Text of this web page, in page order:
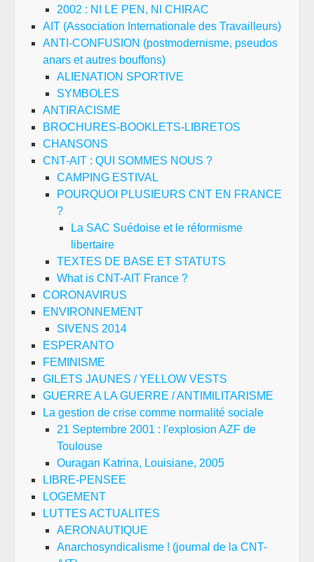
2002 : NI LE PEN, NI CHIRAC
AIT (Association Internationale des Travailleurs)
ANTI-CONFUSION (postmodernisme, pseudos
anars et autres bouffons)
ALIENATION SPORTIVE
SYMBOLES
ANTIRACISME
BROCHURES-BOOKLETS-LIBRETOS
CHANSONS
CNT-AIT : QUI SOMMES NOUS ?
CAMPING ESTIVAL
POURQUOI PLUSIEURS CNT EN FRANCE
?
La SAC Suédoise et le réformisme
libertaire
TEXTES DE BASE ET STATUTS
What is CNT-AIT France ?
CORONAVIRUS
ENVIRONNEMENT
SIVENS 2014
ESPERANTO
FEMINISME
GILETS JAUNES / YELLOW VESTS
GUERRE A LA GUERRE / ANTIMILITARISME
La gestion de crise comme normalité sociale
21 Septembre 2001 : l'explosion AZF de
Toulouse
Ouragan Katrina, Louisiane, 2005
LIBRE-PENSEE
LOGEMENT
LUTTES ACTUALITES
AERONAUTIQUE
Anarchosyndicalisme ! (journal de la CNT-